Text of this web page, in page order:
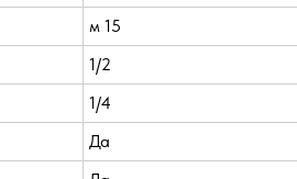
м 15
1/2
1/4
Да